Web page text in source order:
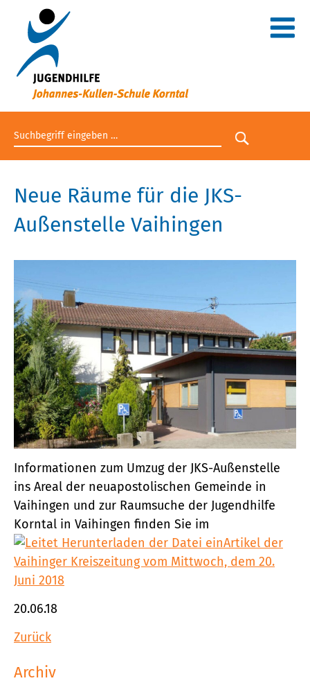
Suchbegriff eingeben
Suche
Neue Räume für die JKS-
Außenstelle Vaihingen
Informationen zum Umzug der JKS-Außenstelle
ins Areal der neuapostolischen Gemeinde in
Vaihingen und zur Raumsuche der Jugendhilfe
Korntal in Vaihingen finden Sie im
Artikel der
Vaihinger Kreiszeitung vom Mittwoch, dem 20.
Juni 2018
20.06.18
Zurück
Archiv